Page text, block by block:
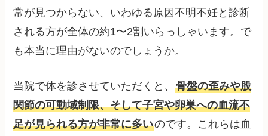
常が見つからない、いわゆる原因不明不妊と診断
される方が全体の約1〜2割いらっしゃいます。で
も本当に理由がないのでしょうか。
当院で体を診させていただくと、骨盤の歪みや股
関節の可動域制限、そして子宮や卵巣への血流不
足が見られる方が非常に多いのです。これらは血